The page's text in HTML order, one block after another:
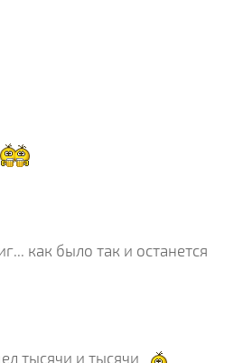
как было так и останется
тысячи и тысячи